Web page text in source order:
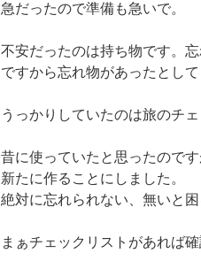
急だったので準備も急いで。
不安だったのは持ち物です。
ですから忘れ物があったとし
うっかりしていたのは旅のチ
昔に使っていたと思ったのです
新たに作ることにしました。
絶対に忘れられない、無いと
まぁチェックリストがあれば